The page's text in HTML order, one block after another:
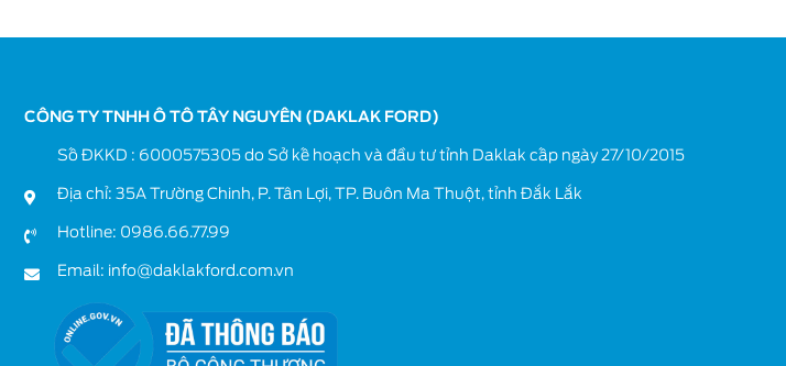
CÔNG TY TNHH Ô TÔ TÂY NGUYÊN (DAKLAK FORD)
Số ĐKKD : 6000575305 do Sở kế hoạch và đầu tư tỉnh Daklak cấp ngày 27/10/2015
Địa chỉ: 35A Trường Chinh, P. Tân Lợi, TP. Buôn Ma Thuột, tỉnh Đắk Lắk
Hotline: 0986.66.77.99
Email: info@daklakford.com.vn